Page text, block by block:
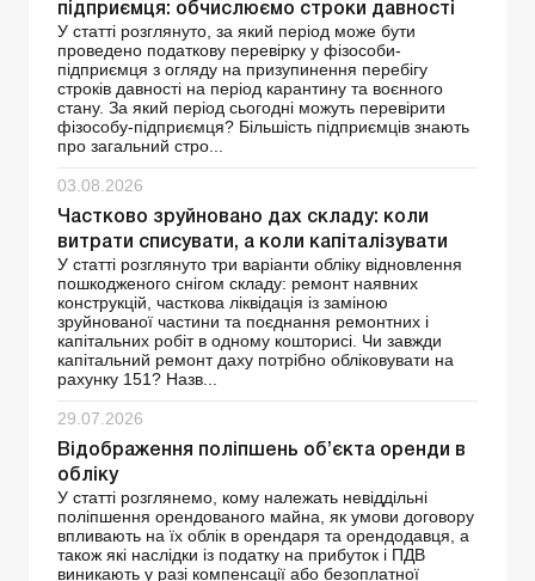
підприємця: обчислюємо строки давності
У статті розглянуто, за який період може бути
проведено податкову перевірку у фізособи-
підприємця з огляду на призупинення перебігу
строків давності на період карантину та воєнного
стану. За який період сьогодні можуть перевірити
фізособу-підприємця? Більшість підприємців знають
про загальний стро...
03.08.2026
Частково зруйновано дах складу: коли
витрати списувати, а коли капіталізувати
У статті розглянуто три варіанти обліку відновлення
пошкодженого снігом складу: ремонт наявних
конструкцій, часткова ліквідація із заміною
зруйнованої частини та поєднання ремонтних і
капітальних робіт в одному кошторисі. Чи завжди
капітальний ремонт даху потрібно обліковувати на
рахунку 151? Назв...
29.07.2026
Відображення поліпшень об’єкта оренди в
обліку
У статті розглянемо, кому належать невіддільні
поліпшення орендованого майна, як умови договору
впливають на їх облік в орендаря та орендодавця, а
також які наслідки із податку на прибуток і ПДВ
виникають у разі компенсації або безоплатної